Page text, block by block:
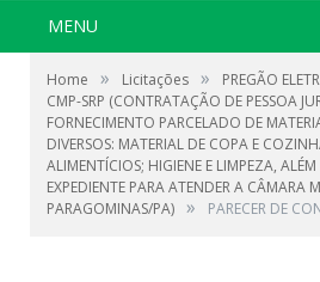
MENU
Home » Licitações »
PREGÃO
CMP-SRP (CONTRATAÇÃO DE PESSOA
FORNECIMENTO PARCELADO DE
DIVERSOS: MATERIAL DE COPA E
ALIMENTÍCIOS; HIGIENE E LIMPEZA,
EXPEDIENTE PARA ATENDER A CÂMARA
PARAGOMINAS/PA) » PARECER DE